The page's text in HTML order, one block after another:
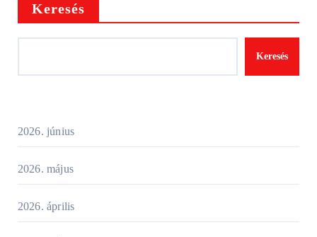
Keresés
Keresés
2026. június
2026. május
2026. április